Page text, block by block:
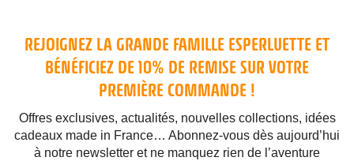
REJOIGNEZ LA GRANDE FAMILLE ESPERLUETTE ET
BÉNÉFICIEZ DE 10% DE REMISE SUR VOTRE
PREMIÈRE COMMANDE !
Offres exclusives, actualités, nouvelles collections, idées
cadeaux made in France… Abonnez-vous dès aujourd’hui
à notre newsletter et ne manquez rien de l’aventure